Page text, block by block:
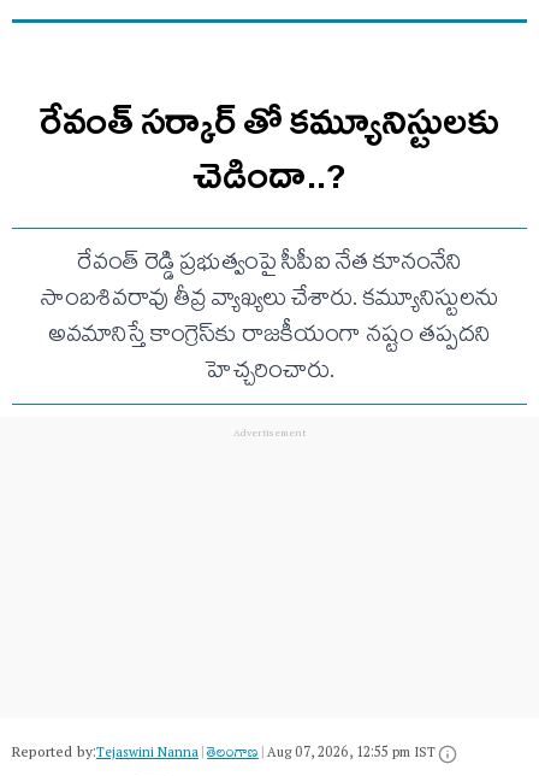
రేవంత్ సర్కార్ తో కమ్యూనిస్టులకు
చెడిందా..?
రేవంత్ రెడ్డి ప్రభుత్వంపై సీపీఐ నేత కూనంనేని
సాంబశివరావు తీవ్ర వ్యాఖ్యలు చేశారు. కమ్యూనిస్టులను
అవమానిస్తే కాంగ్రెస్‌కు రాజకీయంగా నష్టం తప్పదని
హెచ్చరించారు.
Reported by:Tejaswini Nanna|తెలంగాణ‌|Aug 07, 2026, 12:55 pm IST